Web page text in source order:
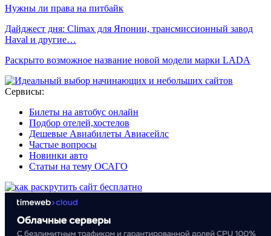
Нужны ли права на питбайк
Дайджест дня: Climax для Японии, трансмиссионный завод
Haval и другие…
Раскрыто возможное название новой модели марки LADA
Сервисы:
Билеты на автобус онлайн
Подбор отелей,хостелов
Дешевые Авиабилеты Авиасейлс
Частые вопросы
Новинки авто
Статьи на тему ОСАГО